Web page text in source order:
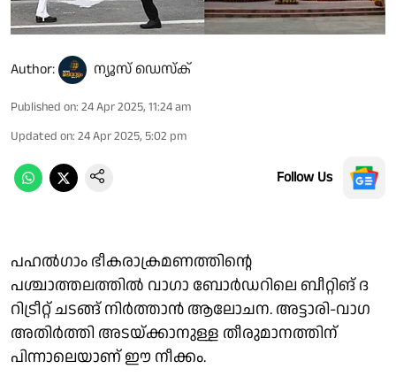
Author: ന്യൂസ് ഡെസ്ക്
Published on: 24 Apr 2025, 11:24 am
Updated on: 24 Apr 2025, 5:02 pm
Follow Us
പഹല്‍ഗാം ഭീകരാക്രമണത്തിന്റെ
പശ്ചാത്തലത്തില്‍ വാഗാ ബോര്‍ഡറിലെ ബീറ്റിങ് ദ
റിട്രീറ്റ് ചടങ്ങ് നിര്‍ത്താന്‍ ആലോചന. അട്ടാരി-വാഗ
അതിര്‍ത്തി അടയ്ക്കാനുള്ള തീരുമാനത്തിന്
പിന്നാലെയാണ് ഈ നീക്കം.